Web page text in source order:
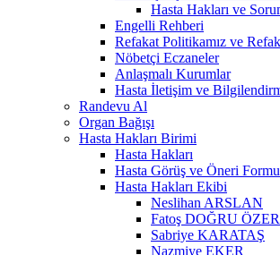
Hasta Hakları ve
Engelli Rehberi
Refakat Politikamız ve
Nöbetçi Eczaneler
Anlaşmalı Kurumlar
Hasta İletişim ve
Randevu Al
Organ Bağışı
Hasta Hakları Birimi
Hasta Hakları
Hasta Görüş ve Öneri Formu
Hasta Hakları Ekibi
Neslihan ARSLAN
Fatoş DOĞRU ÖZER
Sabriye KARATAŞ
Nazmiye EKER